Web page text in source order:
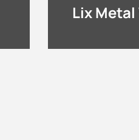
Lix